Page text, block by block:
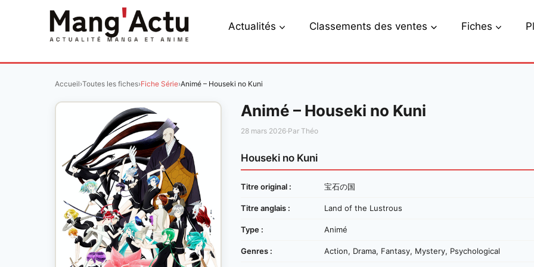
Actualités Classements des ventes Fiches
Accueil›Toutes les fiches›Fiche Série›Animé – Houseki no Kuni
Animé – Houseki no Kuni
28 mars 2026·Par Théo
Houseki no Kuni
Titre original : 宝石の国
Titre anglais : Land of the Lustrous
Type : Animé
Genres : Action, Drama, Fantasy, Mystery, Psychological